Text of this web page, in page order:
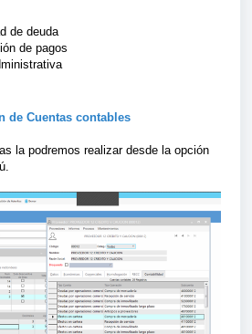
de deuda
de pagos
de Cuentas contables
la podremos realizar desde la opción